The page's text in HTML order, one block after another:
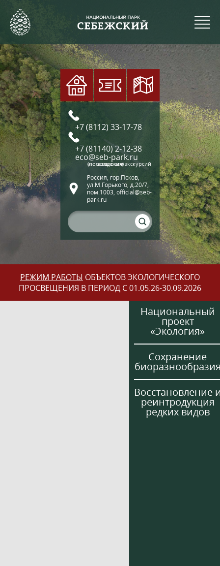
+7 (8112) 33-17-78
+7 (81140) 2-12-38
eco@seb-park.ru
(по вопросам экскурсий и посещения)
Россия, гор.Псков,
ул.М.Горького, д.20/7,
пом.1003, official@seb-
park.ru
РЕЖИМ РАБОТЫ ОБЪЕКТОВ ЭКОЛОГИЧЕСКОГО
ПРОСВЕЩЕНИЯ В ПЕРИОД С 01.05.26-30.09.2026
Национальный
проект
«Экология»
Сохранение
Восстановление
реинтродукция
редких видов